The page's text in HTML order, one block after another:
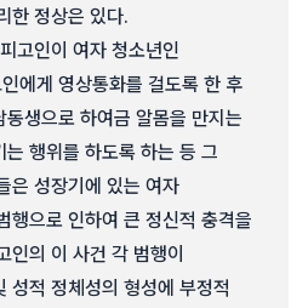
한 정상은 있다.
고인이 여자 청소년인
에게 영상통화를 걸도록 한 후
생으로 하여금 알몸을 만지는
행위를 하도록 하는 등 그
은 성장기에 있는 여자
행으로 인하여 큰 정신적 충격을
인의 이 사건 각 범행이
성적 정체성의 형성에 부정적